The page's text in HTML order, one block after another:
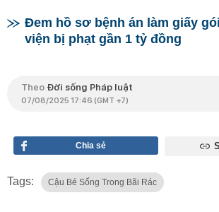
Đem hồ sơ bệnh án làm giấy
viện bị phạt gần 1 tỷ đồng
Theo Đời sống Pháp luật
07/08/2025 17:46 (GMT +7)
Chia sẻ
Tags: Cậu Bé Sống Trong Bãi Rác